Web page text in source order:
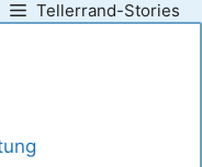
Tellerrand-Stories